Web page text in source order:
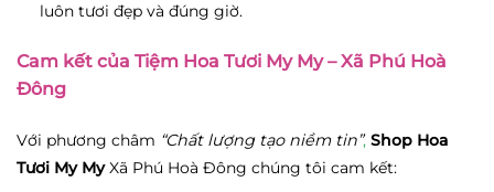
luôn tươi đẹp và đúng giờ.
Cam kết của Tiệm Hoa Tươi My My – Xã Phú Hoà
Đông
Với phương châm “Chất lượng tạo niềm tin”, Shop Hoa
Tươi My MyXã Phú Hoà Đông chúng tôi cam kết: